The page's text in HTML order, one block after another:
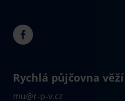
Rychlá půjčovna
mu@r-p-v.cz